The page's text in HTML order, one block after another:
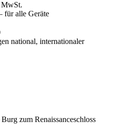
MwSt.
für alle Geräte
national, internationaler
zum Renaissanceschloss